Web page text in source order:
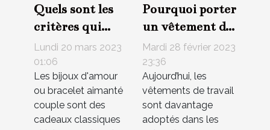
Quels sont les
critères qui
déterminent un
bon bijou
d'amour ou
bracelet
aimanté couple
Lundi 20 mars 2023
01:06
Les bijoux d'amour
ou bracelet aimanté
couple sont des
cadeaux classiques
Pourquoi porter
un vêtement de
travail ?
Mardi 28 février 2023
23:36
Aujourd’hui, les
vêtements de travail
sont davantage
adoptés dans les